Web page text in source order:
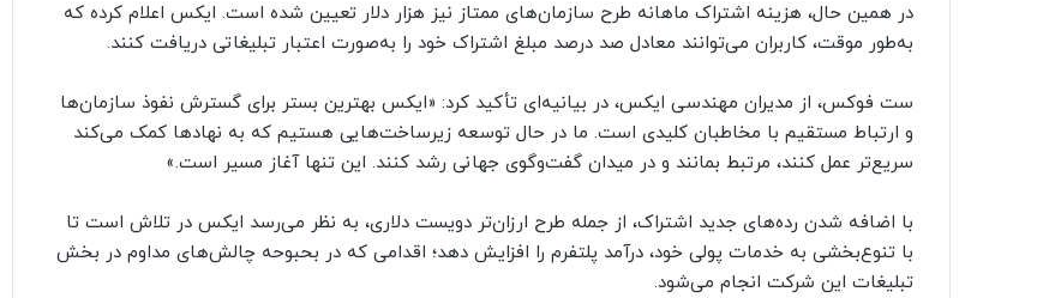
در همین حال، هزینه اشتراک ماهانه طرح سازمان‌های ممتاز نیز هزار دلار تعیین شده است. ایکس اعلام کرده که
به‌طور موقت، کاربران می‌توانند معادل صد درصد مبلغ اشتراک خود را به‌صورت اعتبار تبلیغاتی دریافت کنند.
ست فوکس، از مدیران مهندسی ایکس، در بیانیه‌ای تأکید کرد: «ایکس بهترین بستر برای گسترش نفوذ سازمان‌ها
و ارتباط مستقیم با مخاطبان کلیدی است. ما در حال توسعه زیرساخت‌هایی هستیم که به نهادها کمک می‌کند
سریع‌تر عمل کنند، مرتبط بمانند و در میدان گفت‌وگوی جهانی رشد کنند. این تنها آغاز مسیر است.»
با اضافه شدن رده‌های جدید اشتراک، از جمله طرح ارزان‌تر دویست دلاری، به نظر می‌رسد ایکس در تلاش است تا
با تنوع‌بخشی به خدمات پولی خود، درآمد پلتفرم را افزایش دهد؛ اقدامی که در بحبوحه چالش‌های مداوم در بخش
تبلیغات این شرکت انجام می‌شود.